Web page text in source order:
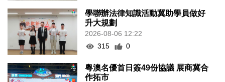
學聯辦法律知識活動冀助學員做好
升大規劃
2026-08-06 12:22
315
0
粵澳名優首日簽49份協議 展商冀合
作拓市